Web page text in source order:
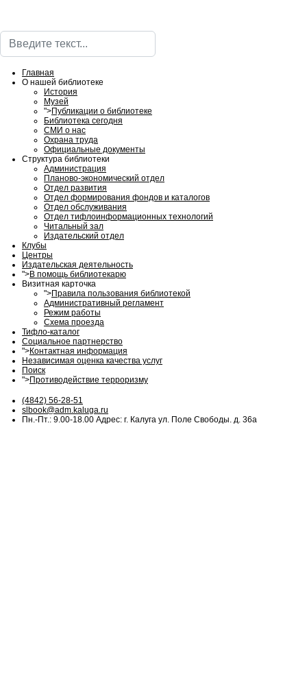
Поиск
Главная
О нашей библиотеке
История
Музей
">Публикации о библиотеке
Библиотека сегодня
СМИ о нас
Охрана труда
Официальные документы
Структура библиотеки
Администрация
Планово-экономический отдел
Отдел развития
Отдел формирования фондов и каталогов
Отдел обслуживания
Отдел тифлоинформационных технологий
Читальный зал
Издательский отдел
Клубы
Центры
Издательская деятельность
">В помощь библиотекарю
Визитная карточка
">Правила пользования библиотекой
Административный регламент
Режим работы
Схема проезда
Тифло-каталог
Социальное партнерство
">Контактная информация
Независимая оценка качества услуг
Поиск
">Противодействие терроризму
(4842) 56-28-51
slbook@adm.kaluga.ru
Пн.-Пт.: 9.00-18.00 Адрес: г. Калуга ул. Поле Свободы. д. 36а